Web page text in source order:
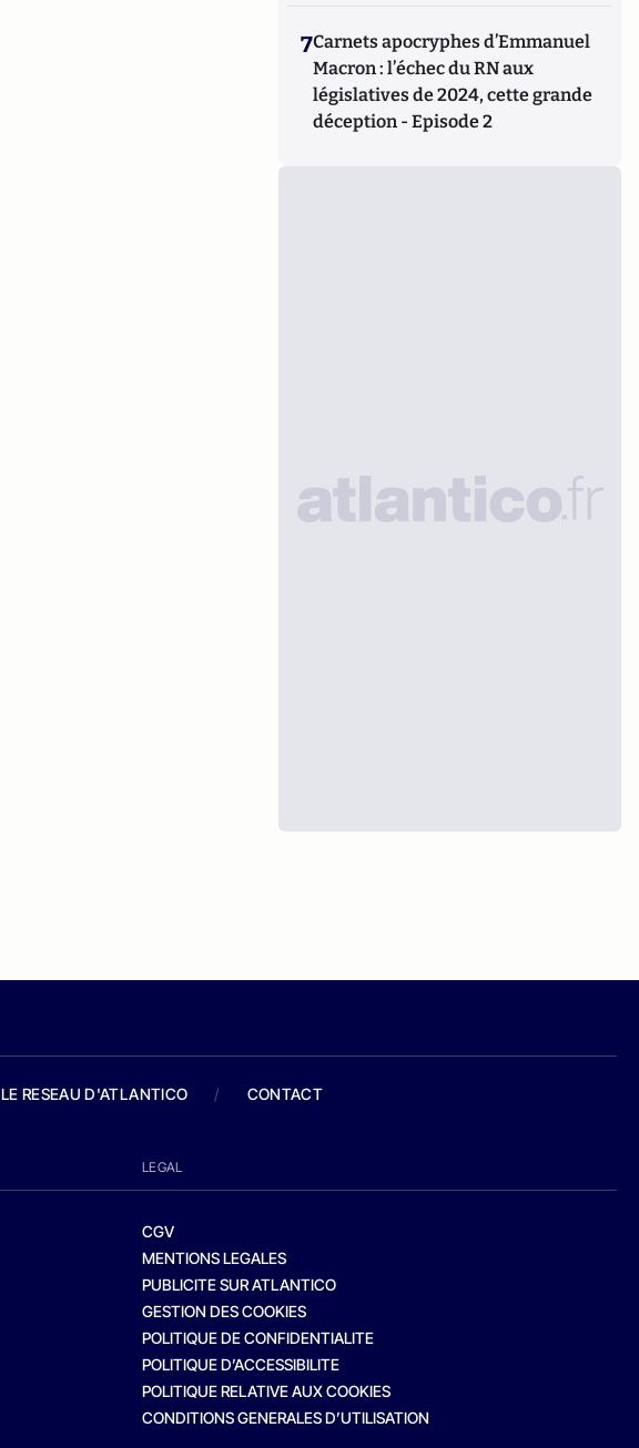
7Carnets apocryphes d’Emmanuel
Macron : l’échec du RN aux
législatives de 2024, cette grande
déception - Episode 2
LE RESEAU D'ATLANTICO / CONTACT
LEGAL
CGV
MENTIONS LEGALES
PUBLICITE SUR ATLANTICO
GESTION DES COOKIES
POLITIQUE DE CONFIDENTIALITE
POLITIQUE D’ACCESSIBILITE
POLITIQUE RELATIVE AUX COOKIES
CONDITIONS GENERALES D’UTILISATION